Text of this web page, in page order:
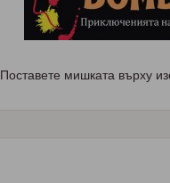
Поставете мишката върху